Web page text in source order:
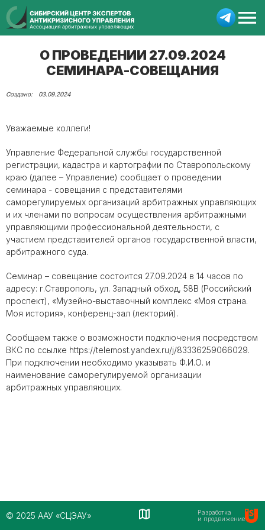
О ПРОВЕДЕНИИ 27.09.2024
СЕМИНАРА-СОВЕЩАНИЯ
03.09.2024
Уважаемые коллеги!
Управление Федеральной службы государственной
регистрации, кадастра и картографии по Ставропольскому
краю (далее – Управление) сообщает о проведении
семинара - совещания с представителями
саморегулируемых организаций арбитражных управляющих
и их членами по вопросам осуществления арбитражными
управляющими профессиональной деятельности, с
участием представителей органов государственной власти,
арбитражного суда.
Семинар – совещание состоится 27.09.2024 в 14 часов по
адресу: г.Ставрополь, ул. Западный обход, 58В (Российский
проспект), «Музейно-выставочный комплекс «Моя страна.
Моя история», конференц-зал (лекторий).
Сообщаем также о возможности подключения посредством
ВКС по ссылке https://telemost.yandex.ru/j/83336259066029.
При подключении необходимо указывать Ф.И.О. и
наименование саморегулируемой организации
арбитражных управляющих.
© 2025 ААУ «СЦЭАУ»
Разработка
и продвижение